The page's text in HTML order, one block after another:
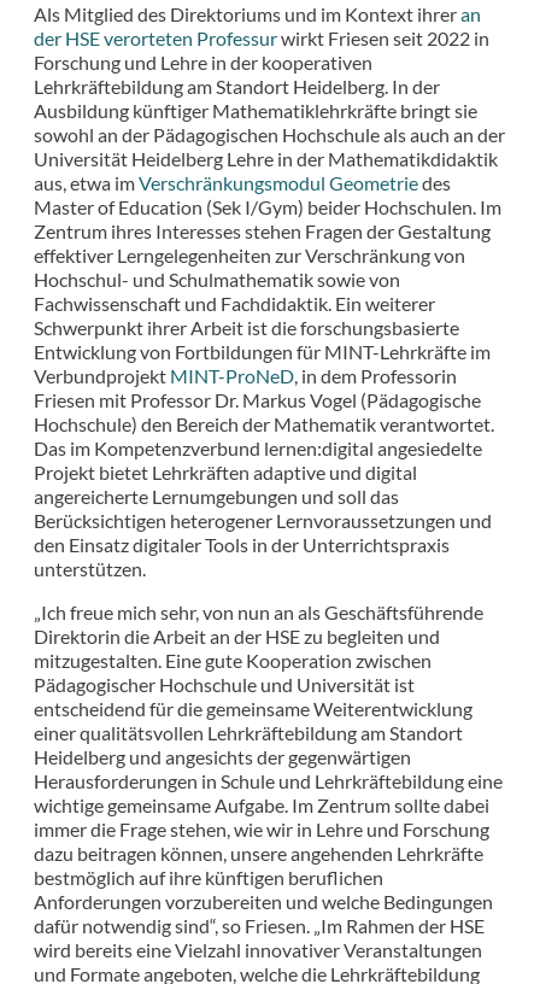
Als Mitglied des Direktoriums und im Kontext ihreran
der HSE verorteten Professurwirkt Friesen seit 2022 in
Forschung und Lehre in der kooperativen
Lehrkräftebildung am Standort Heidelberg. In der
Ausbildung künftiger Mathematiklehrkräfte bringt sie
sowohl an der Pädagogischen Hochschule als auch an der
Universität Heidelberg Lehre in der Mathematikdidaktik
aus, etwa imVerschränkungsmodul Geometriedes
Master of Education (Sek I/Gym) beider Hochschulen. Im
Zentrum ihres Interesses stehen Fragen der Gestaltung
effektiver Lerngelegenheiten zur Verschränkung von
Hochschul- und Schulmathematik sowie von
Fachwissenschaft und Fachdidaktik. Ein weiterer
Schwerpunkt ihrer Arbeit ist die forschungsbasierte
Entwicklung von Fortbildungen für MINT-Lehrkräfte im
Verbundprojekt MINT-ProNeD, in dem Professorin
Friesen mit Professor Dr. Markus Vogel (Pädagogische
Hochschule) den Bereich der Mathematik verantwortet.
Das im Kompetenzverbund lernen:digital angesiedelte
Projekt bietet Lehrkräften adaptive und digital
angereicherte Lernumgebungen und soll das
Berücksichtigen heterogener Lernvoraussetzungen und
den Einsatz digitaler Tools in der Unterrichtspraxis
unterstützen.
„Ich freue mich sehr, von nun an als Geschäftsführende
Direktorin die Arbeit an der HSE zu begleiten und
mitzugestalten. Eine gute Kooperation zwischen
Pädagogischer Hochschule und Universität ist
entscheidend für die gemeinsame Weiterentwicklung
einer qualitätsvollen Lehrkräftebildung am Standort
Heidelberg und angesichts der gegenwärtigen
Herausforderungen in Schule und Lehrkräftebildung eine
wichtige gemeinsame Aufgabe. Im Zentrum sollte dabei
immer die Frage stehen, wie wir in Lehre und Forschung
dazu beitragen können, unsere angehenden Lehrkräfte
bestmöglich auf ihre künftigen beruflichen
Anforderungen vorzubereiten und welche Bedingungen
dafür notwendig sind“, so Friesen. „Im Rahmen der HSE
wird bereits eine Vielzahl innovativer Veranstaltungen
und Formate angeboten, welche die Lehrkräftebildung